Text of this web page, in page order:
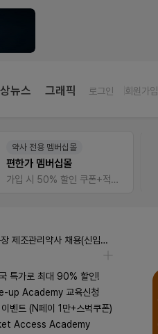
뉴스 그래픽 로그인 회원가입
약사 전용 멤버십몰
편한가 멤버십몰
가입 시 50% 할인 쿠폰+적립금까지!
평택공장 제조관리약사 채용(신입우대)
특가로 최대 90% 할인!
up Academy 교육신청
벤트 (N페이 1만+스벅쿠폰)
Access Academy